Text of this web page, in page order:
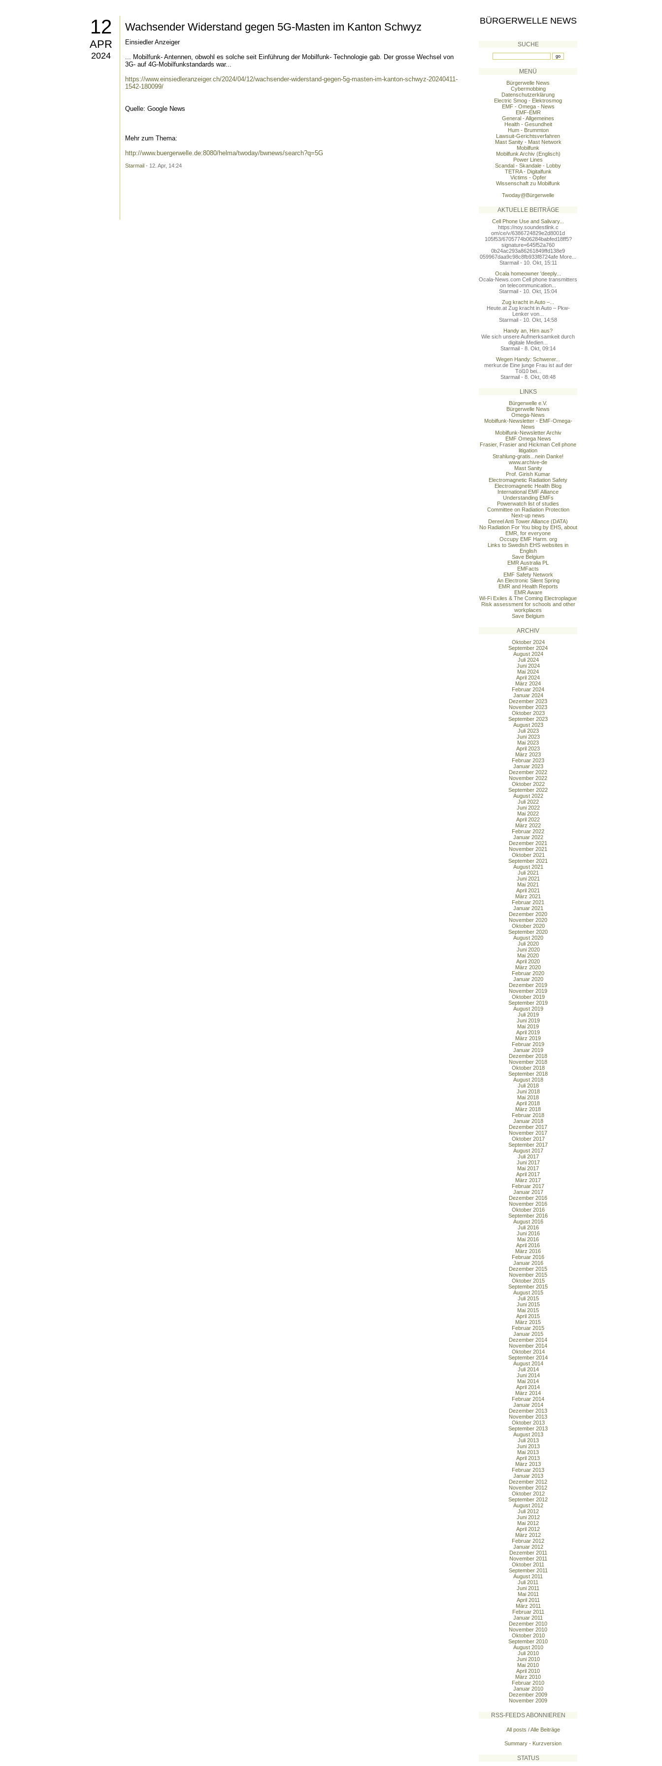
12
APR
2024
Wachsender Widerstand gegen 5G-Masten im Kanton Schwyz
Einsiedler Anzeiger
... Mobilfunk- Antennen, obwohl es solche seit Einführung der Mobilfunk- Technologie gab. Der grosse Wechsel von
3G- auf 4G-Mobilfunkstandards war...
https://www.einsiedleranzeiger.ch/2024/04/12/wachsender-widerstand-gegen-5g-masten-im-kanton-schwyz-20240411-
1542-180099/
Quelle: Google News
Mehr zum Thema:
http://www.buergerwelle.de:8080/helma/twoday/bwnews/search?q=5G
Starmail - 12. Apr, 14:24
BÜRGERWELLE NEWS
SUCHE
MENÜ
Bürgerwelle News
Cybermobbing
Datenschutzerklärung
Electric Smog - Elektrosmog
EMF - Omega - News
EMF-EMR
General - Allgemeines
Health - Gesundheit
Hum - Brummton
Lawsuit-Gerichtsverfahren
Mast Sanity - Mast Network
Mobilfunk
Mobilfunk Archiv (Englisch)
Power Lines
Scandal - Skandale - Lobby
TETRA - Digitalfunk
Victims - Opfer
Wissenschaft zu Mobilfunk
Twoday@Bürgerwelle
AKTUELLE BEITRÄGE
Cell Phone Use and Salivary...
https://noy.soundestlink.c
om/ce/v/6386724829e2d8001d
105f53/6705774b06284babfed18ff5?
signature=645f52a760
0b24ac293a86261849ffd138e9
059967daa9c98c8fb933f8724afe More...
Starmail - 10. Okt, 15:11
Ocala homeowner 'deeply...
Ocala-News.com Cell phone transmitters
on telecommunication...
Starmail - 10. Okt, 15:04
Zug kracht in Auto –...
Heute.at Zug kracht in Auto – Pkw-
Lenker von...
Starmail - 10. Okt, 14:58
Handy an, Hirn aus?
Wie sich unsere Aufmerksamkeit durch
digitale Medien...
Starmail - 8. Okt, 09:14
Wegen Handy: Schwerer...
merkur.de Eine junge Frau ist auf der
Töl10 bei...
Starmail - 8. Okt, 08:48
LINKS
Bürgerwelle e.V.
Bürgerwelle News
Omega-News
Mobilfunk-Newsletter - EMF-Omega-
News
Mobilfunk-Newsletter Archiv
EMF Omega News
Frasier, Frasier and Hickman Cell phone
litigation
Strahlung-gratis...nein Danke!
www.archive-de
Mast Sanity
Prof. Girish Kumar
Electromagnetic Radiation Safety
Electromagnetic Health Blog
International EMF Alliance
Understanding EMFs
Powerwatch list of studies
Committee on Radiation Protection
Next-up news
Dereel Anti Tower Alliance (DATA)
No Radiation For You blog by EHS, about
EMR, for everyone
Occupy EMF Harm. org
Links to Swedish EHS websites in
English
Save Belgium
EMR Australia PL
EMFacts
EMF Safety Network
An Electronic Silent Spring
EMR and Health Reports
EMR Aware
Wi-Fi Exiles & The Coming Electroplague
Risk assessment for schools and other
workplaces
Save Belgium
ARCHIV
Oktober 2024
September 2024
August 2024
Juli 2024
Juni 2024
Mai 2024
April 2024
März 2024
Februar 2024
Januar 2024
Dezember 2023
November 2023
Oktober 2023
September 2023
August 2023
Juli 2023
Juni 2023
Mai 2023
April 2023
März 2023
Februar 2023
Januar 2023
Dezember 2022
November 2022
Oktober 2022
September 2022
August 2022
Juli 2022
Juni 2022
Mai 2022
April 2022
März 2022
Februar 2022
Januar 2022
Dezember 2021
November 2021
Oktober 2021
September 2021
August 2021
Juli 2021
Juni 2021
Mai 2021
April 2021
März 2021
Februar 2021
Januar 2021
Dezember 2020
November 2020
Oktober 2020
September 2020
August 2020
Juli 2020
Juni 2020
Mai 2020
April 2020
März 2020
Februar 2020
Januar 2020
Dezember 2019
November 2019
Oktober 2019
September 2019
August 2019
Juli 2019
Juni 2019
Mai 2019
April 2019
März 2019
Februar 2019
Januar 2019
Dezember 2018
November 2018
Oktober 2018
September 2018
August 2018
Juli 2018
Juni 2018
Mai 2018
April 2018
März 2018
Februar 2018
Januar 2018
Dezember 2017
November 2017
Oktober 2017
September 2017
August 2017
Juli 2017
Juni 2017
Mai 2017
April 2017
März 2017
Februar 2017
Januar 2017
Dezember 2016
November 2016
Oktober 2016
September 2016
August 2016
Juli 2016
Juni 2016
Mai 2016
April 2016
März 2016
Februar 2016
Januar 2016
Dezember 2015
November 2015
Oktober 2015
September 2015
August 2015
Juli 2015
Juni 2015
Mai 2015
April 2015
März 2015
Februar 2015
Januar 2015
Dezember 2014
November 2014
Oktober 2014
September 2014
August 2014
Juli 2014
Juni 2014
Mai 2014
April 2014
März 2014
Februar 2014
Januar 2014
Dezember 2013
November 2013
Oktober 2013
September 2013
August 2013
Juli 2013
Juni 2013
Mai 2013
April 2013
März 2013
Februar 2013
Januar 2013
Dezember 2012
November 2012
Oktober 2012
September 2012
August 2012
Juli 2012
Juni 2012
Mai 2012
April 2012
März 2012
Februar 2012
Januar 2012
Dezember 2011
November 2011
Oktober 2011
September 2011
August 2011
Juli 2011
Juni 2011
Mai 2011
April 2011
März 2011
Februar 2011
Januar 2011
Dezember 2010
November 2010
Oktober 2010
September 2010
August 2010
Juli 2010
Juni 2010
Mai 2010
April 2010
März 2010
Februar 2010
Januar 2010
Dezember 2009
November 2009
RSS-FEEDS ABONNIEREN
All posts / Alle Beiträge
Summary - Kurzversion
STATUS